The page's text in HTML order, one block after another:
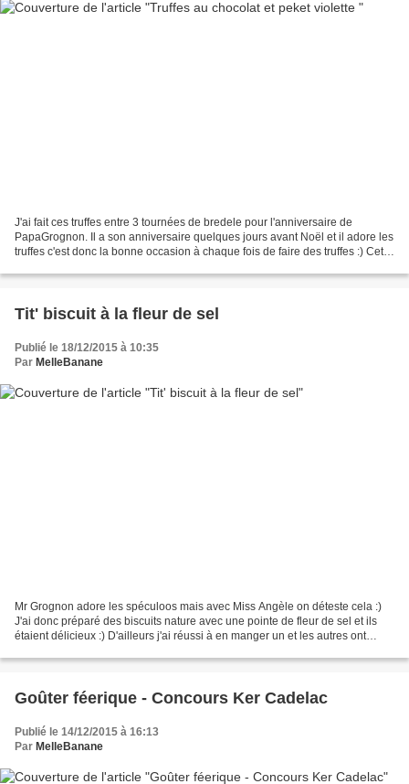
J'ai fait ces truffes entre 3 tournées de bredele pour l'anniversaire de
PapaGrognon. Il a son anniversaire quelques jours avant Noël et il adore les
truffes c'est donc la bonne occasion à chaque fois de faire des truffes :) Cette
Tit' biscuit à la fleur de sel
Publié le 18/12/2015 à 10:35
Par MelleBanane
Mr Grognon adore les spéculoos mais avec Miss Angèle on déteste cela :)
J'ai donc préparé des biscuits nature avec une pointe de fleur de sel et ils
étaient délicieux :) D'ailleurs j'ai réussi à en manger un et les autres ont
Goûter féerique - Concours Ker Cadelac
Publié le 14/12/2015 à 16:13
Par MelleBanane